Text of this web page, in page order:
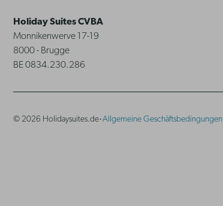
Holiday Suites CVBA
Monnikenwerve 17-19
8000 - Brugge
BE 0834.230.286
© 2026 Holidaysuites.de·Allgemeine Geschäftsbedingungen